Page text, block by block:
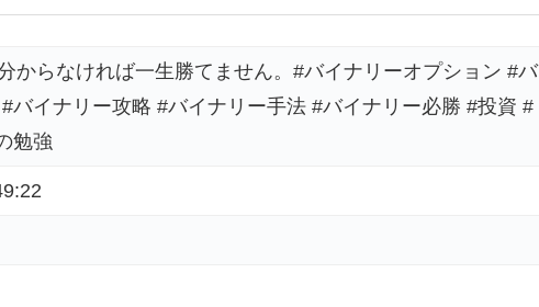
からなければ一生勝てません。#バイナリーオプション #バ
バイナリー攻略 #バイナリー手法 #バイナリー必勝 #投資 #
勉強